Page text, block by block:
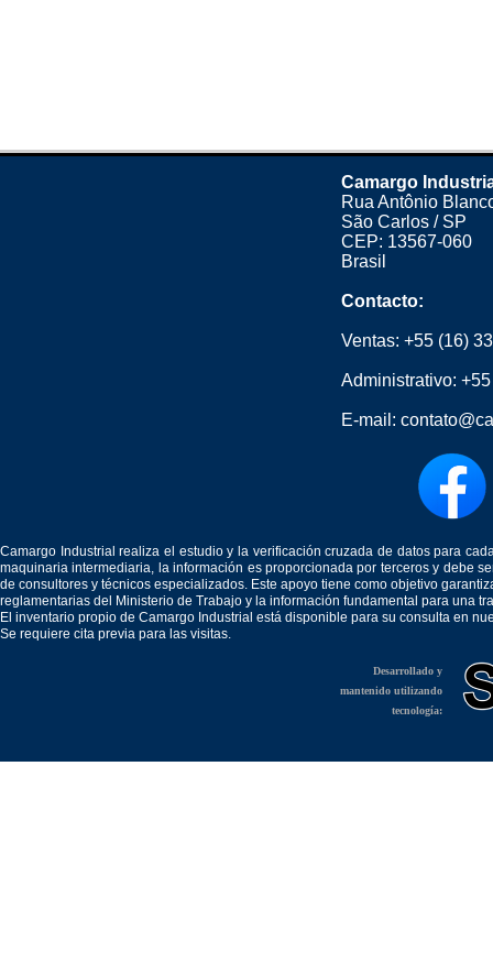
Camargo
Rua Antônio
São Carlos / SP
CEP: 13567-060
Brasil
Contacto:
Ventas: +55 (16)
Administrativo:
E-mail:
Camargo Industrial realiza el estudio y la verificación cruzada de datos para
maquinaria intermediaria, la información es proporcionada por terceros y debe
de consultores y técnicos especializados. Este apoyo tiene como objetivo
reglamentarias del Ministerio de Trabajo y la información fundamental para una
El inventario propio de Camargo Industrial está disponible para su consulta en
Se requiere cita previa para las visitas.
Desarrollado y
mantenido utilizando
tecnología: